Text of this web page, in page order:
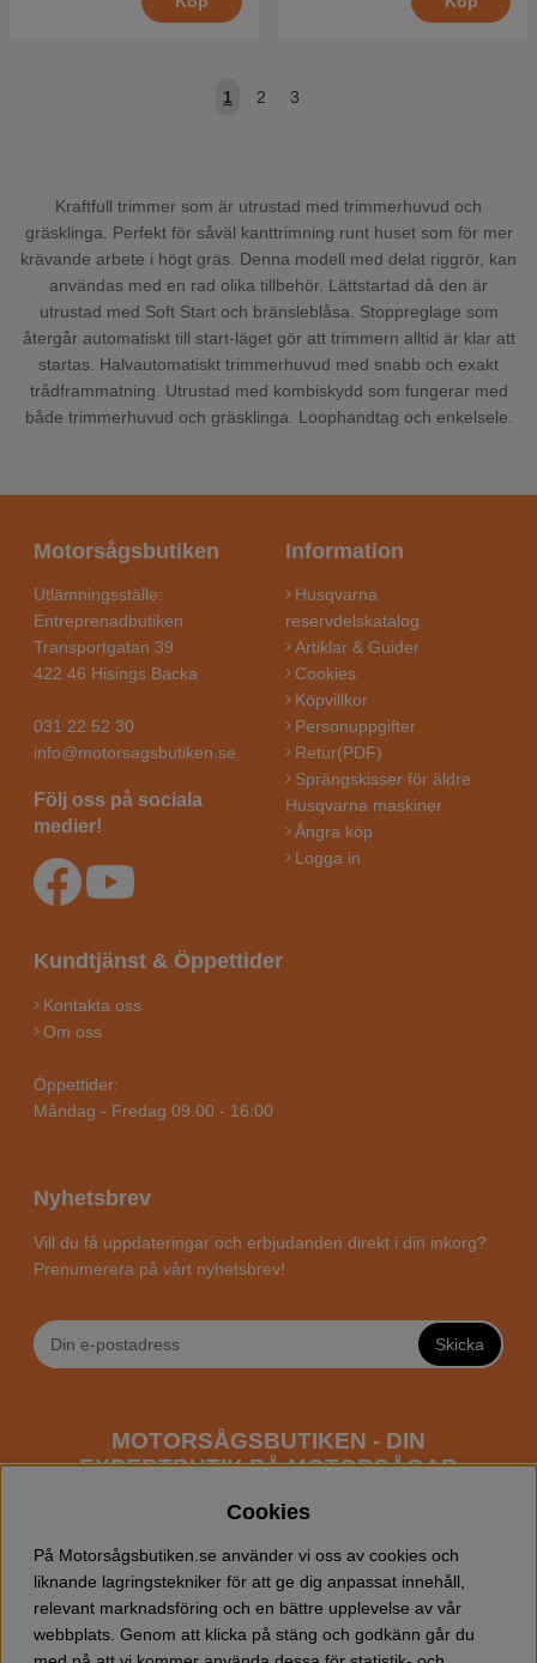
1 2 3
Kraftfull trimmer som är utrustad med trimmerhuvud och
gräsklinga. Perfekt för såväl kanttrimning runt huset som för mer
krävande arbete i högt gräs. Denna modell med delat riggrör, kan
användas med en rad olika tillbehör. Lättstartad då den är
utrustad med Soft Start och bränsleblåsa. Stoppreglage som
återgår automatiskt till start-läget gör att trimmern alltid är klar att
startas. Halvautomatiskt trimmerhuvud med snabb och exakt
trådframmatning. Utrustad med kombiskydd som fungerar med
både trimmerhuvud och gräsklinga. Loophandtag och enkelsele.
Motorsågsbutiken
Utlämningsställe:
Entreprenadbutiken
Transportgatan 39
422 46 Hisings Backa
031 22 52 30
info@motorsagsbutiken.se
Följ oss på sociala
medier!
Information
Husqvarna
reservdelskatalog
Artiklar & Guider
Cookies
Köpvillkor
Personuppgifter
Retur(PDF)
Sprängskisser för äldre
Husqvarna maskiner
Ångra köp
Logga in
Kundtjänst & Öppettider
Kontakta oss
Om oss
Öppettider:
Måndag - Fredag 09.00 - 16:00
Nyhetsbrev
Vill du få uppdateringar och erbjudanden direkt i din inkorg?
Prenumerera på vårt nyhetsbrev!
Skicka
MOTORSÅGSBUTIKEN - DIN
EXPERTBUTIK PÅ MOTORSÅGAR
fokus mot entusiaster och professionella användare av
motorsågar. Vi erbjuder ett brett sortiment av
Husqvarna motorsågarsamt alla tänkbaratillbehör
du kan behöva vid trädfällning, gallring och allmän
Cookies
På Motorsågsbutiken.se använder vi oss av cookies och
liknande lagringstekniker för att ge dig anpassat innehåll,
relevant marknadsföring och en bättre upplevelse av vår
webbplats. Genom att klicka på stäng och godkänn går du